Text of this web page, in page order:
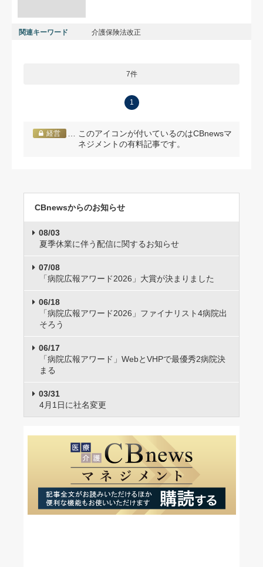
関連キーワード 介護保険法改正
7件
1
経営
… このアイコンが付いているのはCBnewsマ
ネジメントの有料記事です。
CBnewsからのお知らせ
08/03
夏季休業に伴う配信に関するお知らせ
07/08
「病院広報アワード2026」大賞が決まりました
06/18
「病院広報アワード2026」ファイナリスト4病院出
そろう
06/17
「病院広報アワード」WebとVHPで最優秀2病院決
まる
03/31
4月1日に社名変更